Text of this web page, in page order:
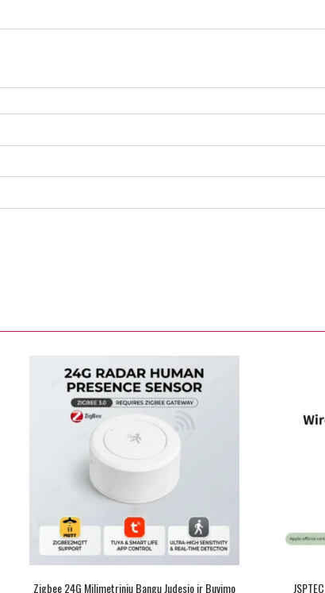
Zigbee 24G Milimetrinių Bangų Judesio ir Buvimo